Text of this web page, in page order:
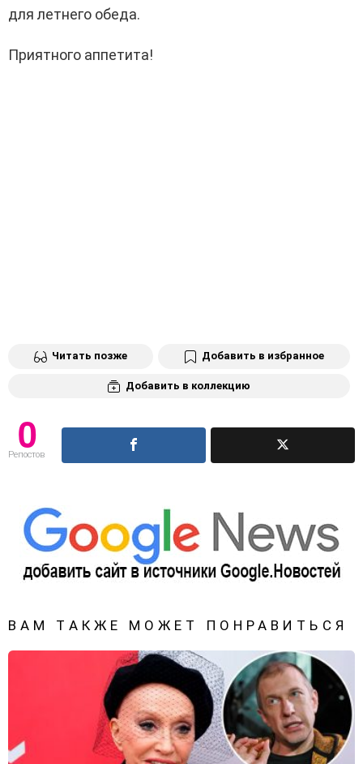
для летнего обеда.
Приятного аппетита!
Читать позже Добавить в избранное
Добавить в коллекцию
0
Репостов
ВАМ ТАКЖЕ МОЖЕТ ПОНРАВИТЬСЯ